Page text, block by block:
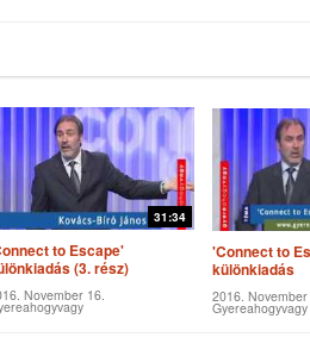
31:34
to Escape'
(3. rész)
November 16.
'Connect to
különkiadás
2016. November
Gyereahogyvagy